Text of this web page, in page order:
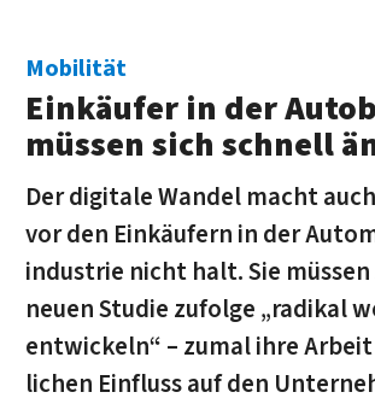
Mobilität
Einkäufer in der
müssen sich schnell
Der digitale Wandel macht
vor den Ein­käufern in der
industrie nicht halt. Sie
neuen Studie zufolge „radikal
entwickeln“ – zumal ihre
lichen Einfluss auf den